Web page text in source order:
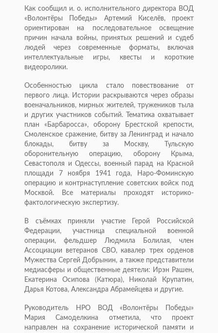
Как сообщил и. о. исполнительного директора ВОД
«Волонтёры Победы» Артемий Киселёв, проект
ориентирован на последовательное освещение
причин начала войны, принятых решений и судеб
людей через современные форматы, включая
интеллектуальные игры, квесты и короткие
видеоролики.
Особенностью цикла стало повествование от
первого лица. Истории раскрываются через образы
военачальников, мирных жителей, тружеников тыла
и других участников событий. Тематика охватывает
план «Барбаросса», оборону Брестской крепости,
Смоленское сражение, битву за Ленинград и начало
блокады, битву за Москву, Тульскую
оборонительную операцию, оборону Крыма,
Севастополя и Одессы, военный парад на Красной
площади 7 ноября 1941 года, Наро-Фоминскую
операцию и контрнаступление советских войск под
Москвой. Все материалы проходят историко-
фактологическую экспертизу.
В съёмках приняли участие Герой Российской
Федерации, участница специальной военной
операции, фельдшер Людмила Болилая, член
Ассоциации ветеранов СВО, кавалер трех орденов
Мужества Сергей Добрынин, а также представители
медиасферы и общественные деятели: Ирэн Рашен,
Екатерина Осипова (Катюра), Николай Крупатин,
Дарья Котова, Александра Абрамейцева и другие.
Руководитель НРО ВОД «Волонтёры Победы»
Мария Самоделкина отметила, что проект
направлен на сохранение исторической памяти и